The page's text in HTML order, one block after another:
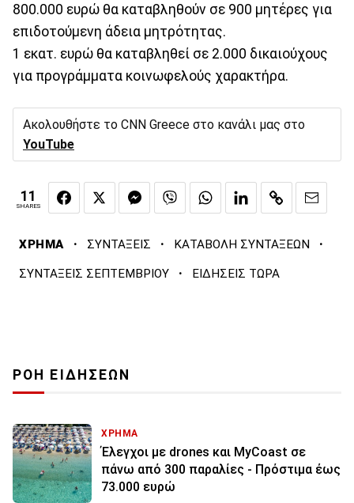
800.000 ευρώ θα καταβληθούν σε 900 μητέρες για
επιδοτούμενη άδεια μητρότητας.
1 εκατ. ευρώ θα καταβληθεί σε 2.000 δικαιούχους
για προγράμματα κοινωφελούς χαρακτήρα.
Ακολουθήστε το CNN Greece στο κανάλι μας στο
YouTube
11
SHARES
ΧΡΗΜΑ · ΣΥΝΤΑΞΕΙΣ · ΚΑΤΑΒΟΛΗ ΣΥΝΤΑΞΕΩΝ ·
ΣΥΝΤΑΞΕΙΣ ΣΕΠΤΕΜΒΡΙΟΥ · ΕΙΔΗΣΕΙΣ ΤΩΡΑ
ΡΟΗ ΕΙΔΗΣΕΩΝ
ΧΡΗΜΑ
Έλεγχοι με drones και MyCoast σε
πάνω από 300 παραλίες - Πρόστιμα έως
73.000 ευρώ